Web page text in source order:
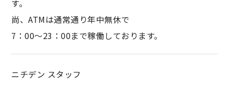
す。
尚、ATMは通常通り年中無休で
7：00〜23：00まで稼働しております。
ニチデン スタッフ